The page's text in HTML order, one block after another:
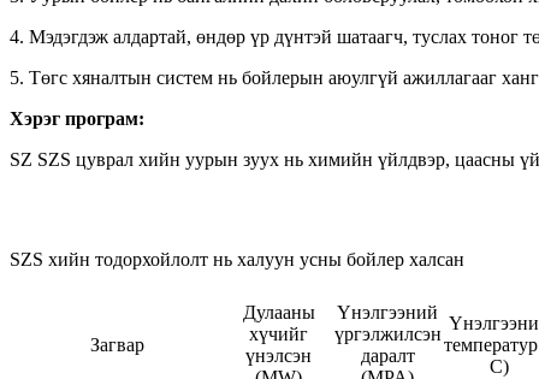
4. Мэдэгдэж алдартай, өндөр үр дүнтэй шатаагч, туслах тоног
5. Төгс хяналтын систем нь бойлерын аюулгүй ажиллагааг
Хэрэг програм:
SZ SZS цуврал хийн уурын зуух нь химийн үйлдвэр,
SZS хийн тодорхойлолт нь халуун усны бойлер халсан
Загвар
Дулааны
хүчийг
үнэлсэн
Үнэлгээний
үргэлжилсэн
даралт
C)